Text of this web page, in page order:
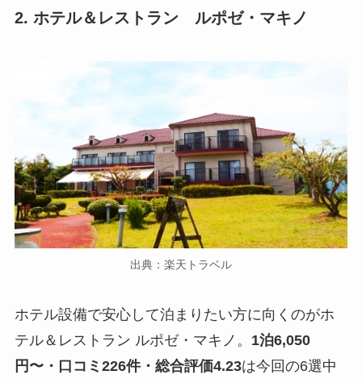
2. ホテル＆レストラン ルポゼ・マキノ
出典：楽天トラベル
ホテル設備で安心して泊まりたい方に向くのがホ
テル＆レストラン ルポゼ・マキノ。 1泊6,050
円〜・口コミ226件・総合評価4.23は今回の6選中